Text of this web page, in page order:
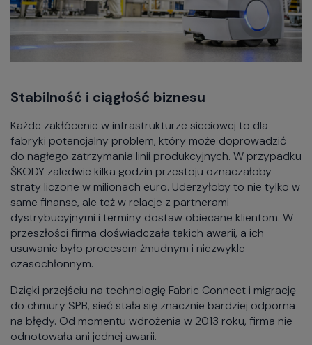
Stabilność i ciągłość biznesu
Każde zakłócenie w infrastrukturze sieciowej to dla
fabryki potencjalny problem, który może doprowadzić
do nagłego zatrzymania linii produkcyjnych. W przypadku
ŠKODY zaledwie kilka godzin przestoju oznaczałoby
straty liczone w milionach euro. Uderzyłoby to nie tylko w
same finanse, ale też w relacje z partnerami
dystrybucyjnymi i terminy dostaw obiecane klientom. W
przeszłości firma doświadczała takich awarii, a ich
usuwanie było procesem żmudnym i niezwykle
czasochłonnym.
Dzięki przejściu na technologię Fabric Connect i migrację
do chmury SPB, sieć stała się znacznie bardziej odporna
na błędy. Od momentu wdrożenia w 2013 roku, firma nie
odnotowała ani jednej awarii.